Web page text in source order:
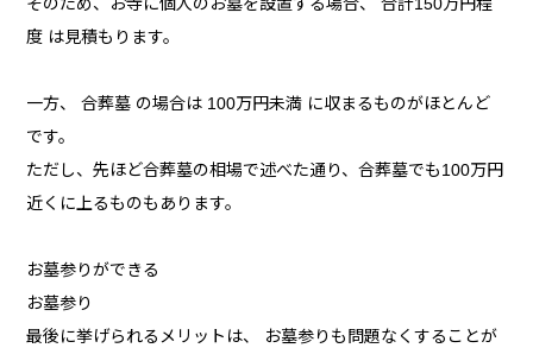
そのため、お寺に個人のお墓を設置する場合、 合計150万円程
度 は見積もります。
一方、 合葬墓 の場合は 100万円未満 に収まるものがほとんど
です。
ただし、先ほど合葬墓の相場で述べた通り、合葬墓でも100万円
近くに上るものもあります。
お墓参りができる
お墓参り
最後に挙げられるメリットは、 お墓参りも問題なくすることが